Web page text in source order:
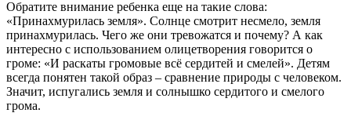
Обратите внимание ребенка еще на такие слова:
«Принахмурилась земля». Солнце смотрит несмело, земля
принахмурилась. Чего же они тревожатся и почему? А как
интересно с использованием олицетворения говорится о
громе: «И раскаты громовые всё сердитей и смелей». Детям
всегда понятен такой образ – сравнение природы с человеком.
Значит, испугались земля и солнышко сердитого и смелого
грома.